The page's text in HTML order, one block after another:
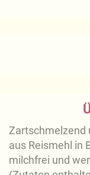
Zartschmelzend
aus Reismehl in
milchfrei und